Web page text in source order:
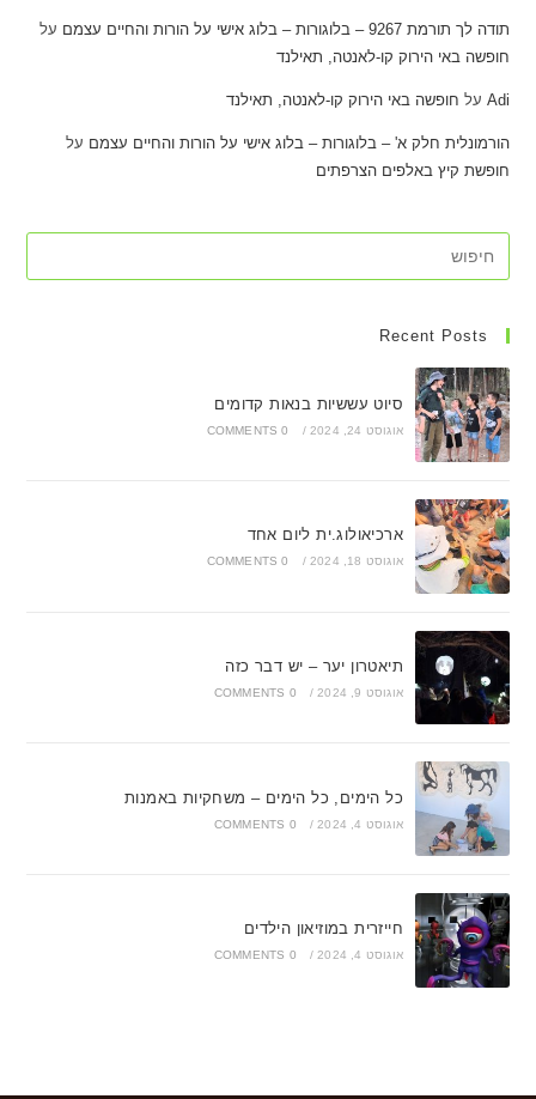
תודה לך תורמת 9267 – בלוגורות – בלוג אישי על הורות והחיים עצמם
על
חופשה באי הירוק קו-לאנטה, תאילנד
Adi על חופשה באי הירוק קו-לאנטה, תאילנד
הורמונלית חלק א' – בלוגורות – בלוג אישי על הורות והחיים עצמם על
חופשת קיץ באלפים הצרפתים
Recent Posts
סיוט עששיות בנאות קדומים
אוגוסט 24, 2024 /
0 COMMENTS
ארכיאולוג.ית ליום אחד
אוגוסט 18, 2024 /
0 COMMENTS
תיאטרון יער – יש דבר כזה
אוגוסט 9, 2024 /
0 COMMENTS
כל הימים, כל הימים – משחקיות באמנות
אוגוסט 4, 2024 /
0 COMMENTS
חייזרית במוזיאון הילדים
אוגוסט 4, 2024 /
0 COMMENTS